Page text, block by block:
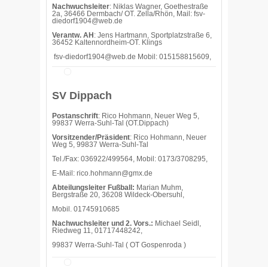
Nachwuchsleiter: Niklas Wagner, Goethestraße
2a, 36466 Dermbach/ OT. Zella/Rhön, Mail: fsv-
diedorf1904@web.de
Verantw. AH : Jens Hartmann, Sportplatzstraße 6,
36452 Kaltennordheim-OT. Klings
fsv-diedorf1904@web.de Mobil: 015158815609,
SV Dippach
Postanschrift: Rico Hohmann, Neuer Weg 5,
99837 Werra-Suhl-Tal (OT.Dippach)
Vorsitzender/Präsident: Rico Hohmann, Neuer
Weg 5, 99837 Werra-Suhl-Tal
Tel./Fax: 036922/499564, Mobil: 0173/3708295,
E-Mail: rico.hohmann@gmx.de
Abteilungsleiter Fußball: Marian Muhm,
Bergstraße 20, 36208 Wildeck-Obersuhl,
Mobil. 01745910685
Nachwuchsleiter und 2. Vors.: Michael Seidl,
Riedweg 11, 01717448242,
99837 Werra-Suhl-Tal ( OT Gospenroda )